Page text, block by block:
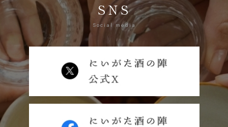
SNS
Social media